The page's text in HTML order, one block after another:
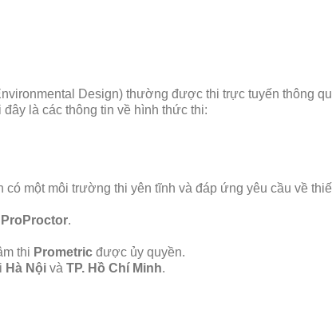
Design) thường được thi trực tuyến thông
là các thông tin về hình thức thi:
một môi trường thi yên tĩnh và đáp ứng yêu cầu về
.
thi Prometric được ủy quyền.
Hà Nội và TP. Hồ Chí Minh.